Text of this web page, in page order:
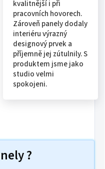
kvalitnější i při
pracovních hovorech.
Zároveň panely dodaly
interiéru výrazný
designový prvek a
příjemně jej zútulnily. S
produktem jsme jako
studio velmi
spokojeni.
?